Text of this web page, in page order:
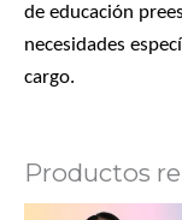
de educación
necesidades
cargo.
Productos